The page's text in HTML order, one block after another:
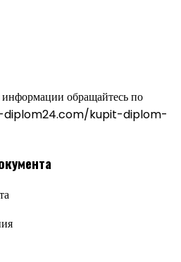
обращайтесь по
diplom24.com/kupit-diplom-